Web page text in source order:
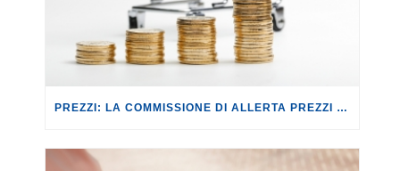
PREZZI: LA COMMISSIONE DI ALLERTA PREZZI CONTRO IL RISCHIO SPECULAZIONI.